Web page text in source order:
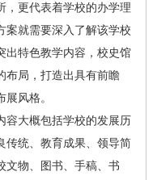
，更代表着学校的办学理
案就需要深入了解该学校
出特色教学内容，校史馆
布局，打造出具有前瞻
展风格。
容大概包括学校的发展历
传统、教育成果、领导简
文物、图书、手稿、书